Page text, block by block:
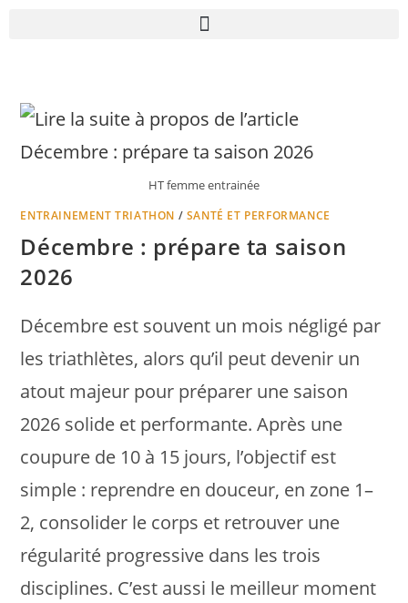
HT femme entrainée
ENTRAINEMENT TRIATHON / SANTÉ ET PERFORMANCE
Décembre : prépare ta saison
2026
Décembre est souvent un mois négligé par
les triathlètes, alors qu’il peut devenir un
atout majeur pour préparer une saison
2026 solide et performante. Après une
coupure de 10 à 15 jours, l’objectif est
simple : reprendre en douceur, en zone 1–
2, consolider le corps et retrouver une
régularité progressive dans les trois
disciplines. C’est aussi le meilleur moment